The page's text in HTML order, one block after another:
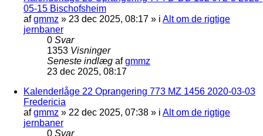
05-15 Bischofsheim
afgmmz » 23 dec 2025, 08:17 » i Alt om de rigtige
jernbaner
0 Svar
1353 Visninger
Seneste indlæg afgmmz
23 dec 2025, 08:17
Kalenderlåge 22 Oprangering 773 MZ 1456 2020-03-03
Fredericia
afgmmz » 22 dec 2025, 07:38 » i Alt om de rigtige
jernbaner
0 Svar